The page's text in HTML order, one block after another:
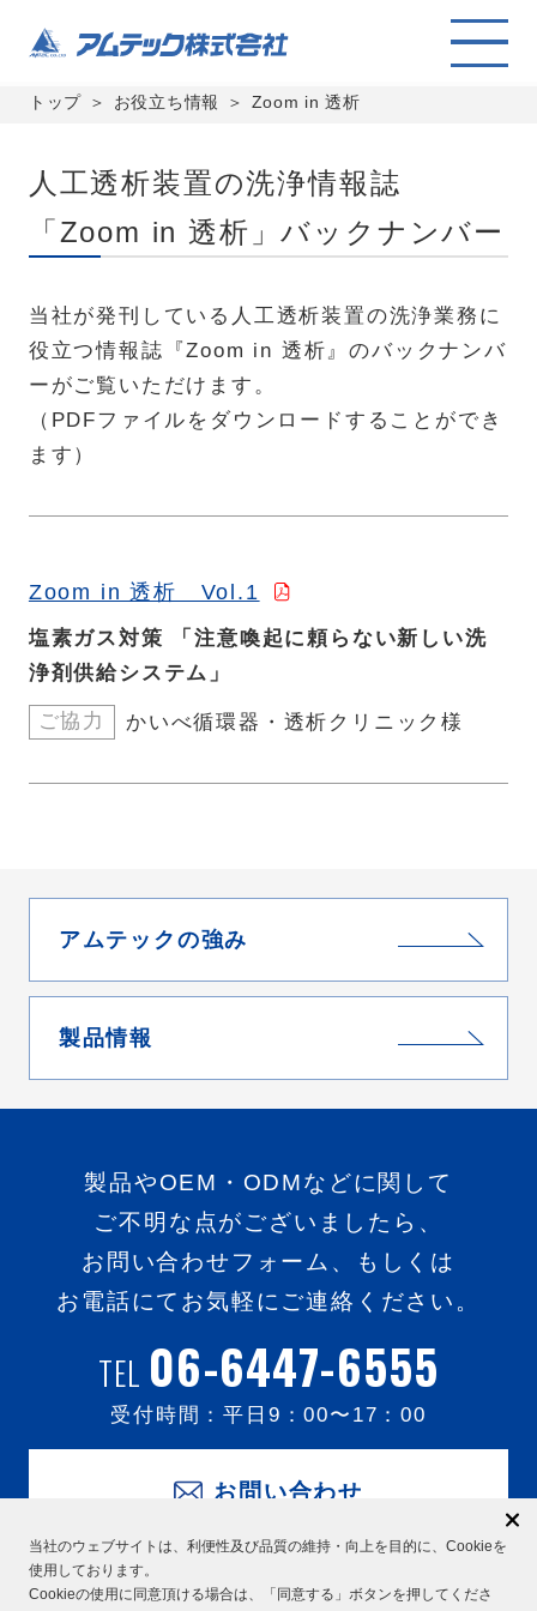
トップ お役立ち情報 Zoom in 透析
人工透析装置の洗浄情報誌
「Zoom in 透析」バックナンバー
当社が発刊している人工透析装置の洗浄業務に
役立つ情報誌『Zoom in 透析』のバックナンバ
ーがご覧いただけます。
（PDFファイルをダウンロードすることができ
ます）
Zoom in 透析 Vol.1
塩素ガス対策 「注意喚起に頼らない新しい洗
浄剤供給システム」
ご協力 かいべ循環器・透析クリニック様
アムテックの強み
製品情報
製品やOEM・ODMなどに関して
ご不明な点がございましたら、
お問い合わせフォーム、もしくは
お電話にてお気軽にご連絡ください。
TEL 06-6447-6555
受付時間：平日 9：00〜 17：00
お問い合わせ
当社のウェブサイトは、利便性及び品質の維持・向上を目的に、Cookieを
使用しております。
Cookieの使用に同意頂ける場合は、「同意する」ボタンを押してくださ